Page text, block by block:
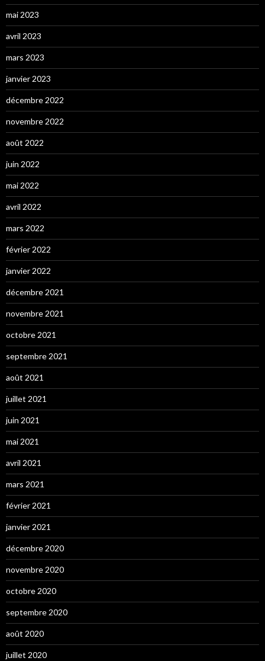
mai 2023
avril 2023
mars 2023
janvier 2023
décembre 2022
novembre 2022
août 2022
juin 2022
mai 2022
avril 2022
mars 2022
février 2022
janvier 2022
décembre 2021
novembre 2021
octobre 2021
septembre 2021
août 2021
juillet 2021
juin 2021
mai 2021
avril 2021
mars 2021
février 2021
janvier 2021
décembre 2020
novembre 2020
octobre 2020
septembre 2020
août 2020
juillet 2020